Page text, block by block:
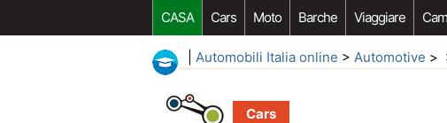
CASA Cars Moto Barche Viaggiare
Automobili Italia online > Automotive >
Cars